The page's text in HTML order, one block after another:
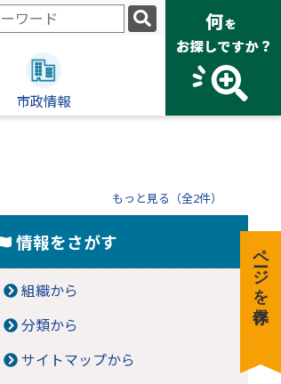
市政情報
もっと見る（全2件）
情報をさがす
組織から
分類から
サイトマップから
ページを保存